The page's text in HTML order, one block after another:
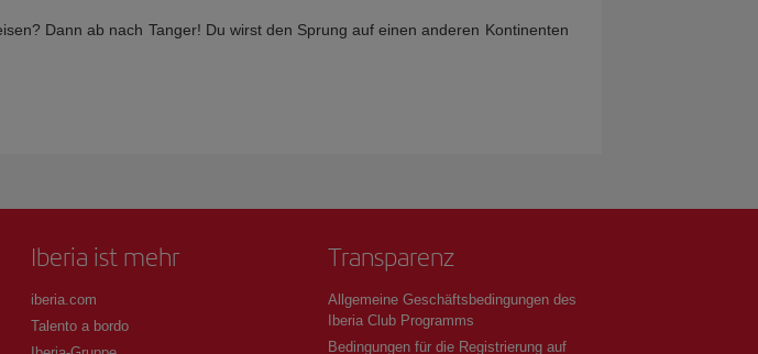
Dann ab nach Tanger! Du wirst den Sprung auf einen anderen Kontinenten
Iberia ist mehr
iberia.com
Talento a bordo
Transparenz
Allgemeine Geschäftsbedingungen des
Iberia Club Programms
Bedingungen für die Registrierung auf